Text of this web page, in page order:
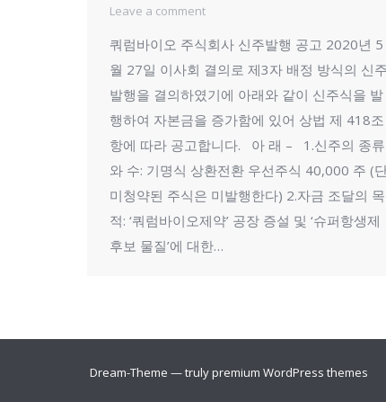
Leave a comment
쿼럼바이오 주식회사 신주발행 공고 2020년 5
월 27일 이사회 결의로 제3자 배정 방식의 신주
발행을 결의하였기에 아래와 같이 신주식을 발
행하여 자본금을 증가함에 있어 상법 제 418
항에 따라 공고합니다. 아 래 – 1.신주의 종류
와 수: 기명식 상환전환 우선주식 40,000 주 (
미청약된 주식은 미발행한다) 2.자금 조달의 목
적: ‘쿼럼바이오제약’ 공장 증설 및 ‘슈퍼항생제
후보 물질’에 대한…
Dream-Theme — trulypremium WordPress themes